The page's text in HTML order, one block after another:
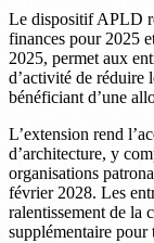
Le dispositif APLD
finances pour 2025
2025, permet aux
d’activité de réduire
bénéficiant d’une
L’extension rend
d’architecture, y
organisations
février 2028. Les
ralentissement de la
supplémentaire pour